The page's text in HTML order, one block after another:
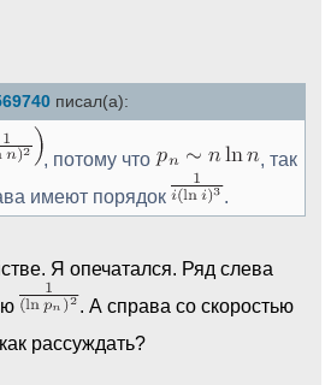
писал(а):
, потому что
, так
имеют порядок
.
Я опечатался. Ряд слева
. А справа со скоростью
рассуждать?